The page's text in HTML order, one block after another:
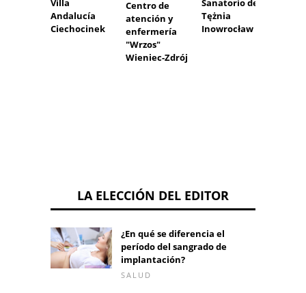
Villa
Andalucía
Ciechocinek
Centro de
atención y
enfermería
"Wrzos"
Wieniec-Zdrój
Sanatorio de
Tężnia
Inowrocław
LA ELECCIÓN DEL EDITOR
¿En qué se diferencia el
período del sangrado de
implantación?
SALUD